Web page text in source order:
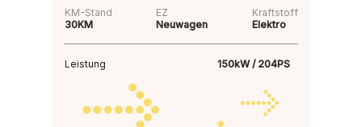
KM-Stand
30KM
EZ
Neuwagen
Kraftstoff
Elektro
Leistung 150kW / 204PS